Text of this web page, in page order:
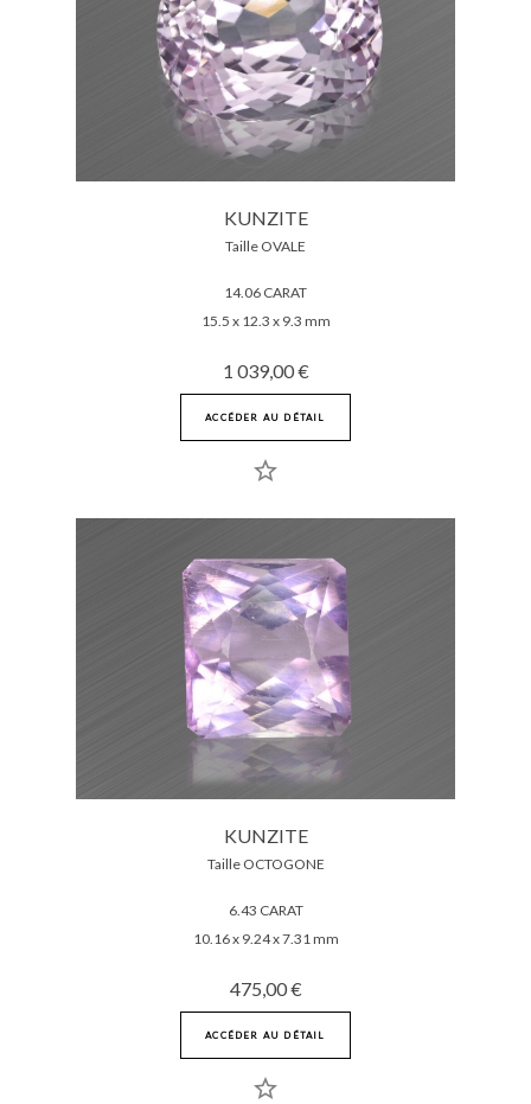
KUNZITE
Taille OVALE
14.06 CARAT
15.5 x 12.3 x 9.3 mm
1 039,00 €
ACCÉDER AU DÉTAIL
star_border
KUNZITE
Taille OCTOGONE
6.43 CARAT
10.16 x 9.24 x 7.31 mm
475,00 €
ACCÉDER AU DÉTAIL
star_border